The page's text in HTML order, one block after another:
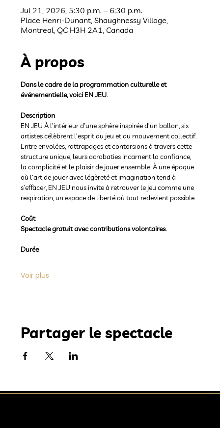
Jul 21, 2026, 5:30 p.m. – 6:30 p.m.
Place Henri-Dunant, Shaughnessy Village,
Montreal, QC H3H 2A1, Canada
À propos
Dans le cadre de la programmation culturelle et
événementielle, voici EN JEU.
Description
EN JEU À l’intérieur d’une sphère inspirée d’un ballon, six
artistes célèbrent l’esprit du jeu et du mouvement collectif.
Entre envolées, rattrapages et contorsions à travers cette
structure unique, leurs acrobaties incarnent la confiance,
la complicité et le plaisir de jouer ensemble. À une époque
où l’art de jouer avec légèreté et imagination tend à
s’effacer, EN JEU nous invite à retrouver le jeu comme une
respiration, un espace de liberté où tout redevient possible.
Coût
Spectacle gratuit avec contributions volontaires.
Durée
Voir plus
Partager le spectacle